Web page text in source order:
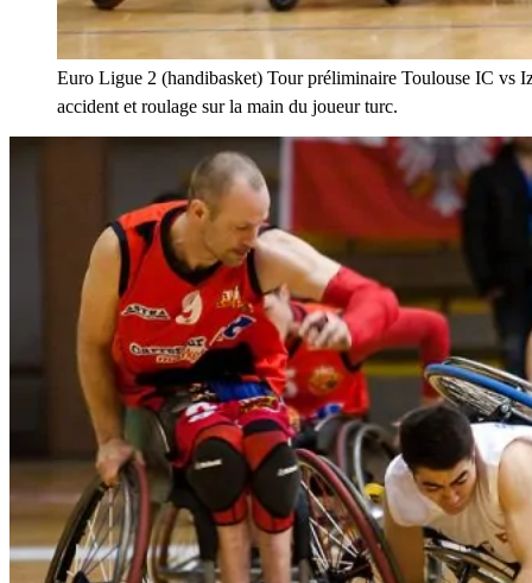
Euro Ligue 2 (handibasket) Tour préliminaire Toulouse IC vs
accident et roulage sur la main du joueur turc.